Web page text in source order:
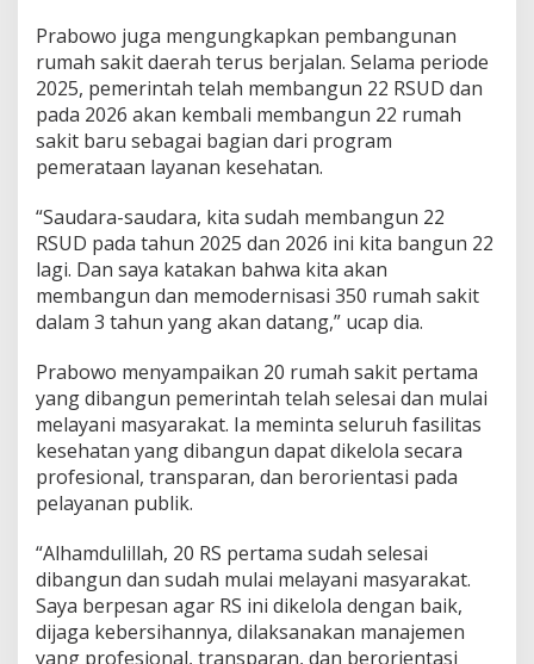
Prabowo juga mengungkapkan pembangunan
rumah sakit daerah terus berjalan. Selama periode
2025, pemerintah telah membangun 22 RSUD dan
pada 2026 akan kembali membangun 22 rumah
sakit baru sebagai bagian dari program
pemerataan layanan kesehatan.
“Saudara-saudara, kita sudah membangun 22
RSUD pada tahun 2025 dan 2026 ini kita bangun 22
lagi. Dan saya katakan bahwa kita akan
membangun dan memodernisasi 350 rumah sakit
dalam 3 tahun yang akan datang,” ucap dia.
Prabowo menyampaikan 20 rumah sakit pertama
yang dibangun pemerintah telah selesai dan mulai
melayani masyarakat. Ia meminta seluruh fasilitas
kesehatan yang dibangun dapat dikelola secara
profesional, transparan, dan berorientasi pada
pelayanan publik.
“Alhamdulillah, 20 RS pertama sudah selesai
dibangun dan sudah mulai melayani masyarakat.
Saya berpesan agar RS ini dikelola dengan baik,
dijaga kebersihannya, dilaksanakan manajemen
yang profesional, transparan, dan berorientasi